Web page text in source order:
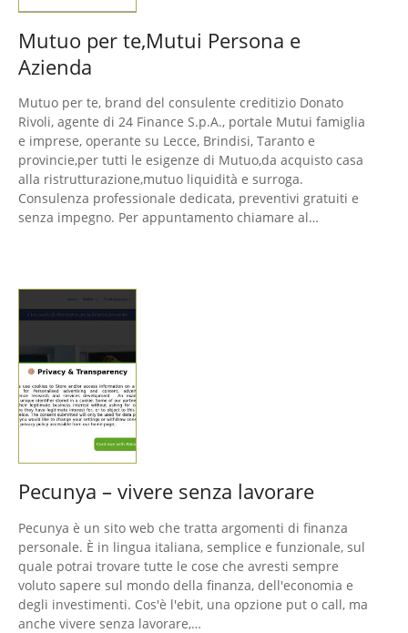
Mutuo per te,Mutui Persona e
Azienda
Mutuo per te, brand del consulente creditizio Donato
Rivoli, agente di 24 Finance S.p.A., portale Mutui famiglia
e imprese, operante su Lecce, Brindisi, Taranto e
provincie,per tutti le esigenze di Mutuo,da acquisto casa
alla ristrutturazione,mutuo liquidità e surroga.
Consulenza professionale dedicata, preventivi gratuiti e
senza impegno. Per appuntamento chiamare al…
Pecunya – vivere senza lavorare
Pecunya è un sito web che tratta argomenti di finanza
personale. È in lingua italiana, semplice e funzionale, sul
quale potrai trovare tutte le cose che avresti sempre
voluto sapere sul mondo della finanza, dell'economia e
degli investimenti. Cos'è l'ebit, una opzione put o call, ma
anche vivere senza lavorare,…